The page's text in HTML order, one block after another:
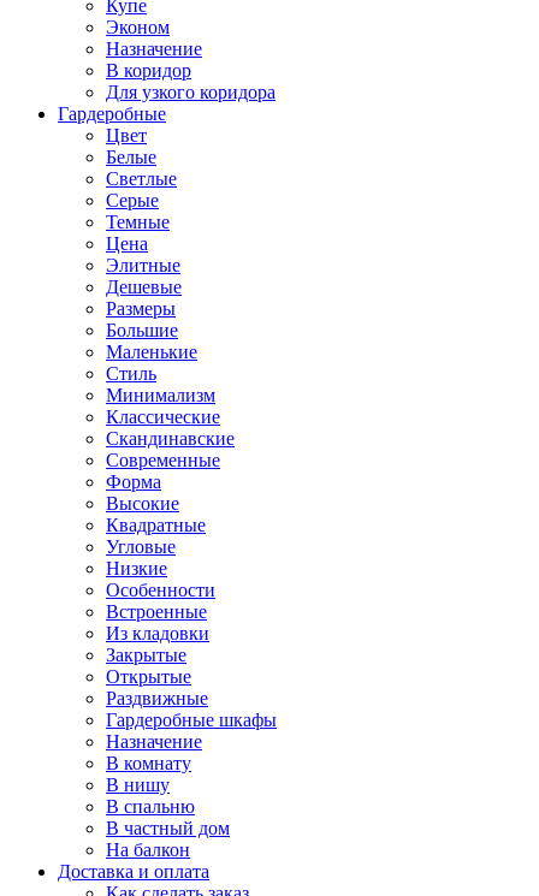
Купе
Эконом
Назначение
В коридор
Для узкого коридора
Гардеробные
Цвет
Белые
Светлые
Серые
Темные
Цена
Элитные
Дешевые
Размеры
Большие
Маленькие
Стиль
Минимализм
Классические
Скандинавские
Современные
Форма
Высокие
Квадратные
Угловые
Низкие
Особенности
Встроенные
Из кладовки
Закрытые
Открытые
Раздвижные
Гардеробные шкафы
Назначение
В комнату
В нишу
В спальню
В частный дом
На балкон
Доставка и оплата